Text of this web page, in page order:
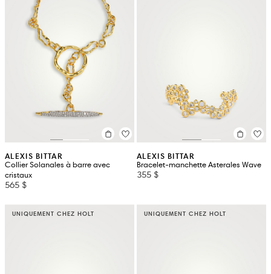
ALEXIS BITTAR
Collier Solanales à barre avec
cristaux
565 $
ALEXIS BITTAR
Bracelet-manchette Asterales Wave
355 $
UNIQUEMENT CHEZ HOLT UNIQUEMENT CHEZ HOLT